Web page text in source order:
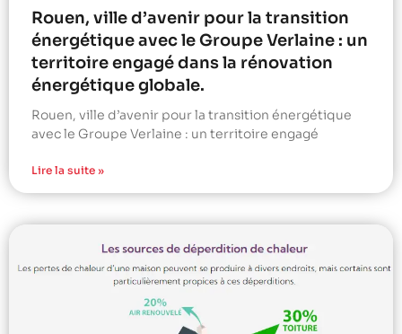
Rouen, ville d’avenir pour la transition
énergétique avec le Groupe Verlaine : un
territoire engagé dans la rénovation
énergétique globale.
Rouen, ville d’avenir pour la transition énergétique
avec le Groupe Verlaine : un territoire engagé
Lire la suite »